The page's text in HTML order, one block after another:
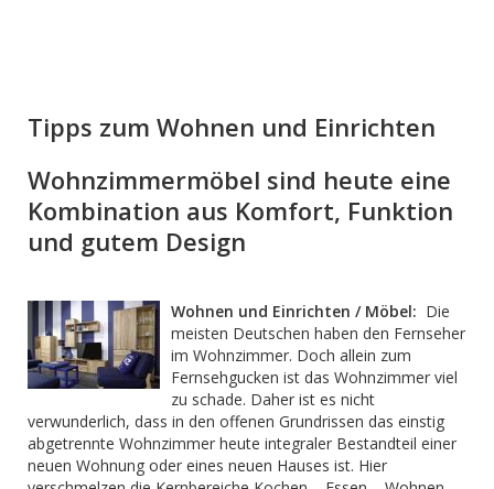
Tipps zum Wohnen und Einrichten
Wohnzimmermöbel sind heute eine
Kombination aus Komfort, Funktion
und gutem Design
Wohnen und Einrichten / Möbel: Die
meisten Deutschen haben den Fernseher
im Wohnzimmer. Doch allein zum
Fernsehgucken ist das Wohnzimmer viel
zu schade. Daher ist es nicht
verwunderlich, dass in den offenen Grundrissen das einstig
abgetrennte Wohnzimmer heute integraler Bestandteil einer
neuen Wohnung oder eines neuen Hauses ist. Hier